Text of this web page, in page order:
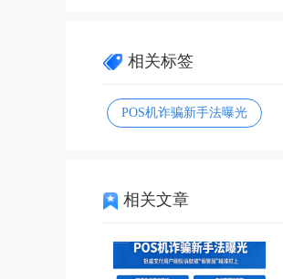
相关标签
POS机诈骗新手法曝光
相关文章